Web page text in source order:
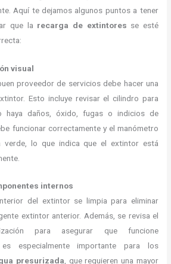
Aquí te dejamos algunos puntos a tener
que la recarga de extintores se esté
visual
proveedor de servicios debe hacer una
Esto incluye revisar el cilindro para
haya daños, óxido, fugas o indicios de
funcionar correctamente y el manómetro
verde, lo que indica que el extintor está
internos
del extintor se limpia para eliminar
extintor anterior. Además, se revisa el
para asegurar que funcione
especialmente importante para los
presurizada, que requieren una mayor